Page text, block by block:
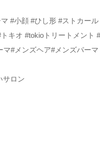
#小顔 #ひし形 #ストカール
キオ #tokioトリートメント
#メンズヘア#メンズパーマ
サロン